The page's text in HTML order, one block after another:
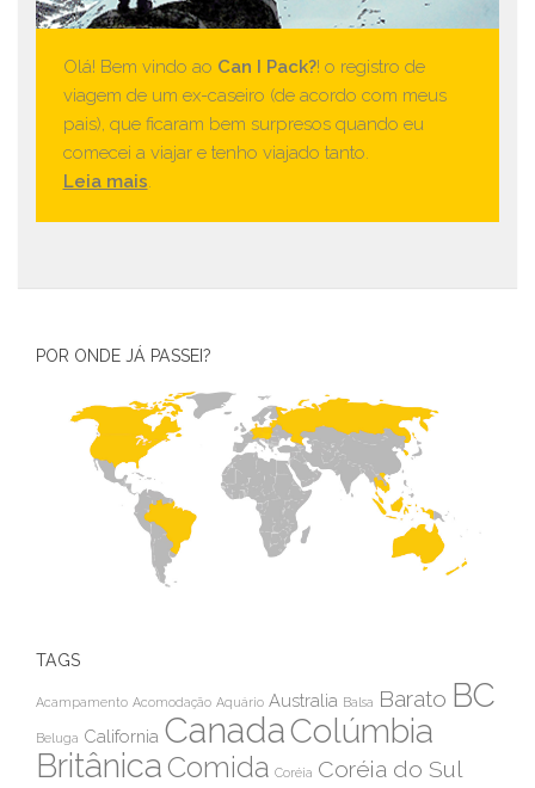
Olá! Bem vindo ao Can I Pack?! o registro de
viagem de um ex-caseiro (de acordo com meus
pais), que ficaram bem surpresos quando eu
comecei a viajar e tenho viajado tanto.
Leia mais.
POR ONDE JÁ PASSEI?
TAGS
Acampamento Acomodação Aquário Australia Balsa Barato BC
Beluga California CanadaColúmbia
Britânica Comida Coréia Coréia do Sul